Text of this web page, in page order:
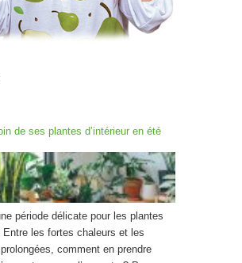
de ses plantes d’intérieur en été
période délicate pour les plantes
Entre les fortes chaleurs et les
comment en prendre